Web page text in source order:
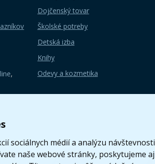
sociálnych médií a analýzu návštevnosti
naše webové stránky, poskytujeme aj
Dojčenský tovar
Školské potreby
Detská izba
Knihy
Odevy a kozmetika
,